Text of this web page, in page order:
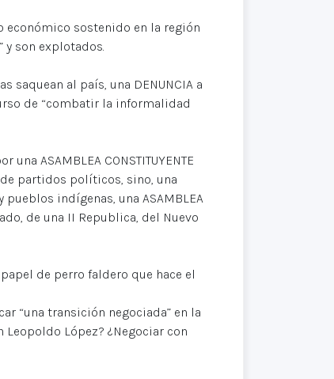
económico sostenido en la región
son explotados.
saquean al país, una DENUNCIA a
de “combatir la informalidad
ASAMBLEA CONSTITUYENTE
de partidos políticos, sino, una
pueblos indígenas, una ASAMBLEA
de una II Republica, del Nuevo
de perro faldero que hace el
“una transición negociada” en la
Leopoldo López? ¿Negociar con